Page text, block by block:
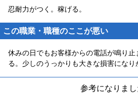
忍耐力がつく。稼げる。
この職業・職種のここが悪い
休みの日でもお客様からの電話が鳴り止
る。少しのうっかりも大きな損害になり
参考になりまし